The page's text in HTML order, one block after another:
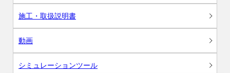
施工・取扱説明書
動画
シミュレーションツール